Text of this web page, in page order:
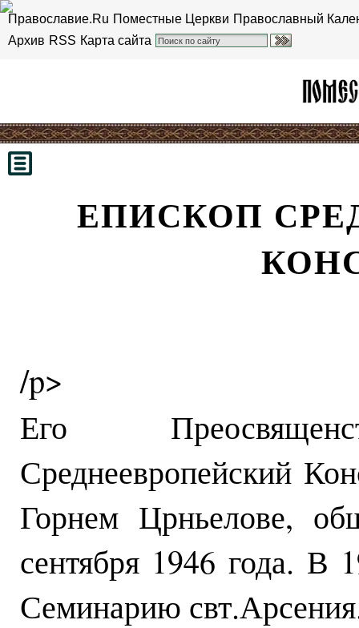
Православие.Ru Поместные Церкви Православный
Архив RSS Карта сайта
ЕПИСКОП
/p>
Его
Среднеевропейский
Горнем Црньелове,
сентября 1946 года. В
Семинарию